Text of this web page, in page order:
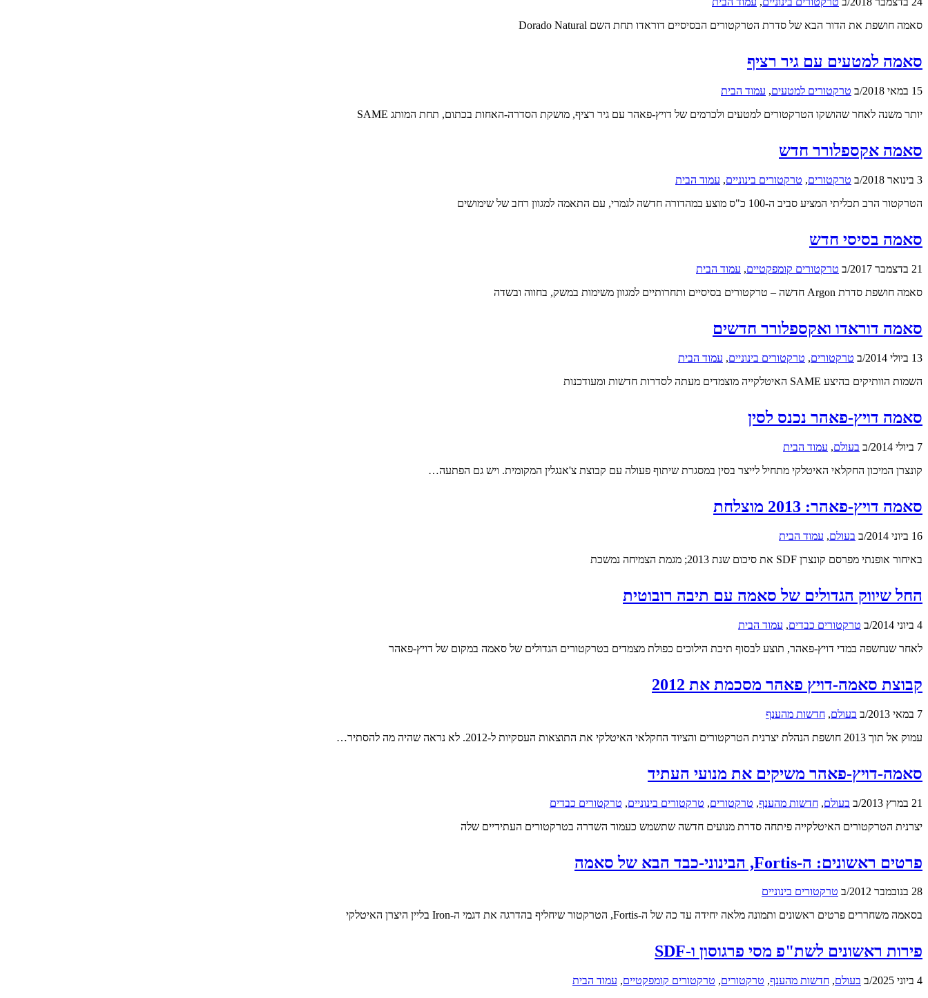
סאמה חושפת את הדור הבא של סדרת הטרקטורים הבסיסיים דוראדו תחת השם Dorado Natural
סאמה למטעים עם גיר רציף
15 במאי 2018 /ב טרקטורים למטעים, עמוד הבית
יותר משנה לאחר שהושקו הטרקטורים למטעים ולכרמים של דויץ-פאהר עם גיר רציף, מושקת הסדרה-האחות בכתום, תחת המותג SAME
סאמה אקספלורר חדש
3 בינואר 2018 /ב טרקטורים, טרקטורים בינוניים, עמוד הבית
הטרקטור הרב תכליתי המציע סביב ה-100 כ"ס מוצע במהדורה חדשה לגמרי, עם התאמה למגוון רחב של שימושים
סאמה בסיסי חדש
21 בדצמבר 2017 /ב טרקטורים קומפקטיים, עמוד הבית
סאמה חושפת סדרת Argon חדשה – טרקטורים בסיסיים ותחרותיים למגוון משימות במשק, בחווה ובשדה
סאמה דוראדו ואקספלורר חדשים
13 ביולי 2014 /ב טרקטורים, טרקטורים בינוניים, עמוד הבית
השמות הוותיקים בהיצע SAME האיטלקייה מוצמדים מעתה לסדרות חדשות ומעודכנות
סאמה דויץ-פאהר נכנס לסין
7 ביולי 2014 /ב בעולם, עמוד הבית
קונצרן המיכון החקלאי האיטלקי מתחיל לייצר בסין במסגרת שיתוף פעולה עם קבוצת צ'אנגלין המקומית. ויש גם הפתעה…
סאמה דויץ-פאהר: 2013 מוצלחת
16 ביוני 2014 /ב בעולם, עמוד הבית
באיחור אופנתי מפרסם קונצרן SDF את סיכום שנת 2013; מגמת הצמיחה נמשכת
החל שיווק הגדולים של סאמה עם תיבה רובוטית
4 ביוני 2014 /ב טרקטורים כבדים, עמוד הבית
לאחר שנחשפה במדי דויץ-פאהר, תוצע לבסוף תיבת הילוכים כפולת מצמדים בטרקטורים הגדולים של סאמה במקום של דויץ-פאהר
קבוצת סאמה-דויץ פאהר מסכמת את 2012
7 במאי 2013 /ב בעולם, חדשות מהענף
עמוק אל תוך 2013 חושפת הנהלת יצרנית הטרקטורים והציוד החקלאי האיטלקי את התוצאות העסקיות ל-2012. לא נראה שהיה מה להסתיר…
סאמה-דויץ-פאהר משיקים את מנועי העתיד
21 במרץ 2013 /ב בעולם, חדשות מהענף, טרקטורים, טרקטורים בינוניים, טרקטורים כבדים
יצרנית הטרקטורים האיטלקייה פיתחה סדרת מנועים חדשה שתשמש כעמוד השדרה בטרקטורים העתידיים שלה
פרטים ראשונים: ה-Fortis, הבינוני-כבד הבא של סאמה
28 בנובמבר 2012 /ב טרקטורים בינוניים
בסאמה משחררים פרטים ראשונים ותמונה מלאה יחידה עד כה של ה-Fortis, הטרקטור שיחליף בהדרגה את דגמי ה-Iron בליין היצרן האיטלקי
פירות ראשונים לשת"פ מסי פרגוסון ו-SDF
4 ביוני 2025 /ב בעולם, חדשות מהענף, טרקטורים, טרקטורים קומפקטיים, עמוד הבית